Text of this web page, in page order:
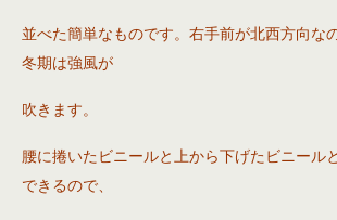
並べた簡単なものです。 右手前が北西方向な
冬期は強風が
吹きます。
腰に捲いたビニールと上から下げたビニール
できるので、